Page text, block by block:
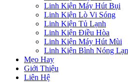
Linh Kiện Máy Hút Bụi
Linh Kiện Lò Vi Sóng
Linh Kiện Tủ Lạnh
Linh Kiện Điều Hòa
Linh Kiện Máy Hút Mùi
Linh Kiện Bình Nóng
Mẹo Hay
Giới Thiệu
Liên Hệ